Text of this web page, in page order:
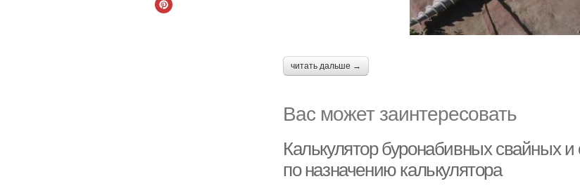
читать дальше →
Вас может заинтересовать
Калькулятор буронабивных свайных
по назначению калькулятора